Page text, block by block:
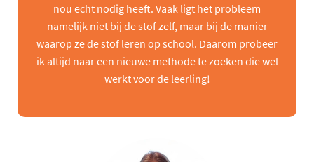
nou echt nodig heeft. Vaak ligt het probleem
namelijk niet bij de stof zelf, maar bij de manier
waarop ze de stof leren op school. Daarom probeer
ik altijd naar een nieuwe methode te zoeken die wel
werkt voor de leerling!